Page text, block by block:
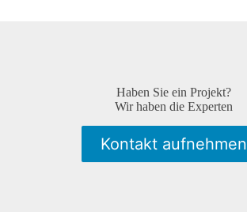
Haben Sie ein Projekt?
Wir haben die Experten
Kontakt aufnehmen